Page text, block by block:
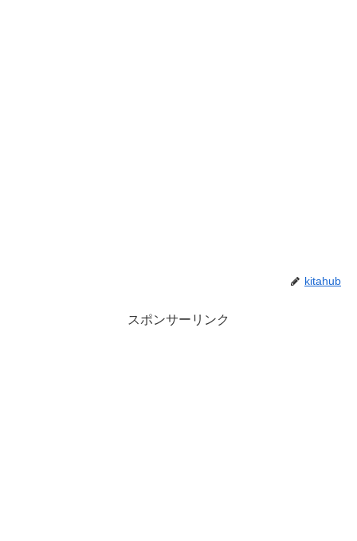
kitahub
スポンサーリンク